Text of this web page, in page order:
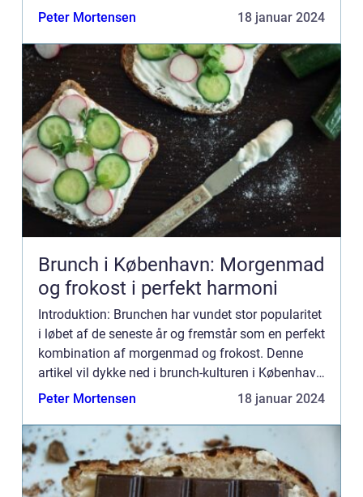
eventyrrejsende og backpackere gennem byens
Peter Mortensen 18 januar 2024
Brunch i København: Morgenmad
og frokost i perfekt harmoni
Introduktion: Brunchen har vundet stor popularitet
i løbet af de seneste år og fremstår som en perfekt
kombination af morgenmad og frokost. Denne
artikel vil dykke ned i brunch-kulturen i København
(forkortet til Kbh) og give dig alle de vigtige oply...
Peter Mortensen 18 januar 2024